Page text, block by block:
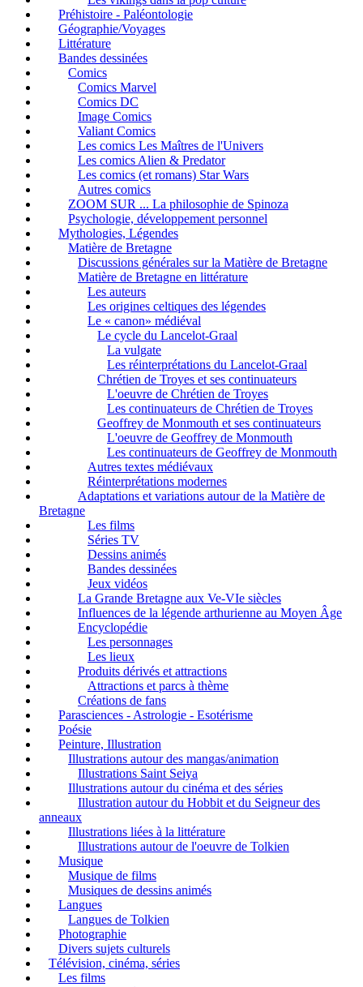
Préhistoire - Paléontologie
Géographie/Voyages
Littérature
Bandes dessinées
Comics
Comics Marvel
Comics DC
Image Comics
Valiant Comics
Les comics Les Maîtres de l'Univers
Les comics Alien & Predator
Les comics (et romans) Star Wars
Autres comics
ZOOM SUR ... La philosophie de Spinoza
Psychologie, développement personnel
Mythologies, Légendes
Matière de Bretagne
Discussions générales sur la Matière de Bretagne
Matière de Bretagne en littérature
Les auteurs
Les origines celtiques des légendes
Le « canon» médiéval
Le cycle du Lancelot-Graal
La vulgate
Les réinterprétations du Lancelot-Graal
Chrétien de Troyes et ses continuateurs
L'oeuvre de Chrétien de Troyes
Les continuateurs de Chrétien de Troyes
Geoffrey de Monmouth et ses continuateurs
L'oeuvre de Geoffrey de Monmouth
Les continuateurs de Geoffrey de Monmouth
Autres textes médiévaux
Réinterprétations modernes
Adaptations et variations autour de la Matière de
Bretagne
Les films
Séries TV
Dessins animés
Bandes dessinées
Jeux vidéos
La Grande Bretagne aux Ve-VIe siècles
Influences de la légende arthurienne au Moyen Âge
Encyclopédie
Les personnages
Les lieux
Produits dérivés et attractions
Attractions et parcs à thème
Créations de fans
Parasciences - Astrologie - Esotérisme
Poésie
Peinture, Illustration
Illustrations autour des mangas/animation
Illustrations Saint Seiya
Illustrations autour du cinéma et des séries
Illustration autour du Hobbit et du Seigneur des
anneaux
Illustrations liées à la littérature
Illustrations autour de l'oeuvre de Tolkien
Musique
Musique de films
Musiques de dessins animés
Langues
Langues de Tolkien
Photographie
Divers sujets culturels
Télévision, cinéma, séries
Les films